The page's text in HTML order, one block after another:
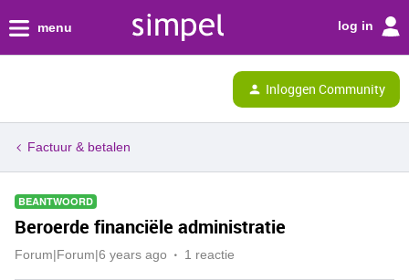
menu log in
Inloggen Community
Factuur & betalen
BEANTWOORD
Beroerde financiële administratie
Forum|Forum|6 years ago 1 reactie